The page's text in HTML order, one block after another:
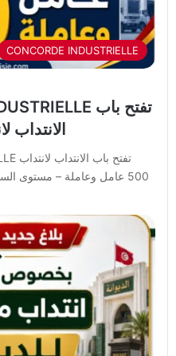
CONCORDE INDUSTRIELLE
الانتداب لانتداب
500 عامل وعاملة – مستوى